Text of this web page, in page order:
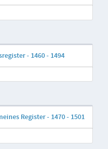
- 1460 - 1494
Register - 1470 - 1501